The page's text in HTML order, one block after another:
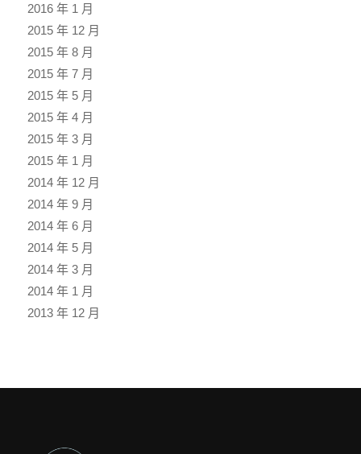
2016 年 1 月
2015 年 12 月
2015 年 8 月
2015 年 7 月
2015 年 5 月
2015 年 4 月
2015 年 3 月
2015 年 1 月
2014 年 12 月
2014 年 9 月
2014 年 6 月
2014 年 5 月
2014 年 3 月
2014 年 1 月
2013 年 12 月